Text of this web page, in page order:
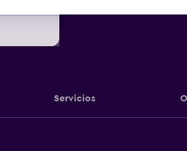
Servicios